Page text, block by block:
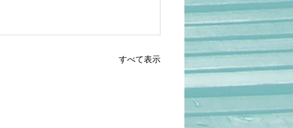
すべて表示